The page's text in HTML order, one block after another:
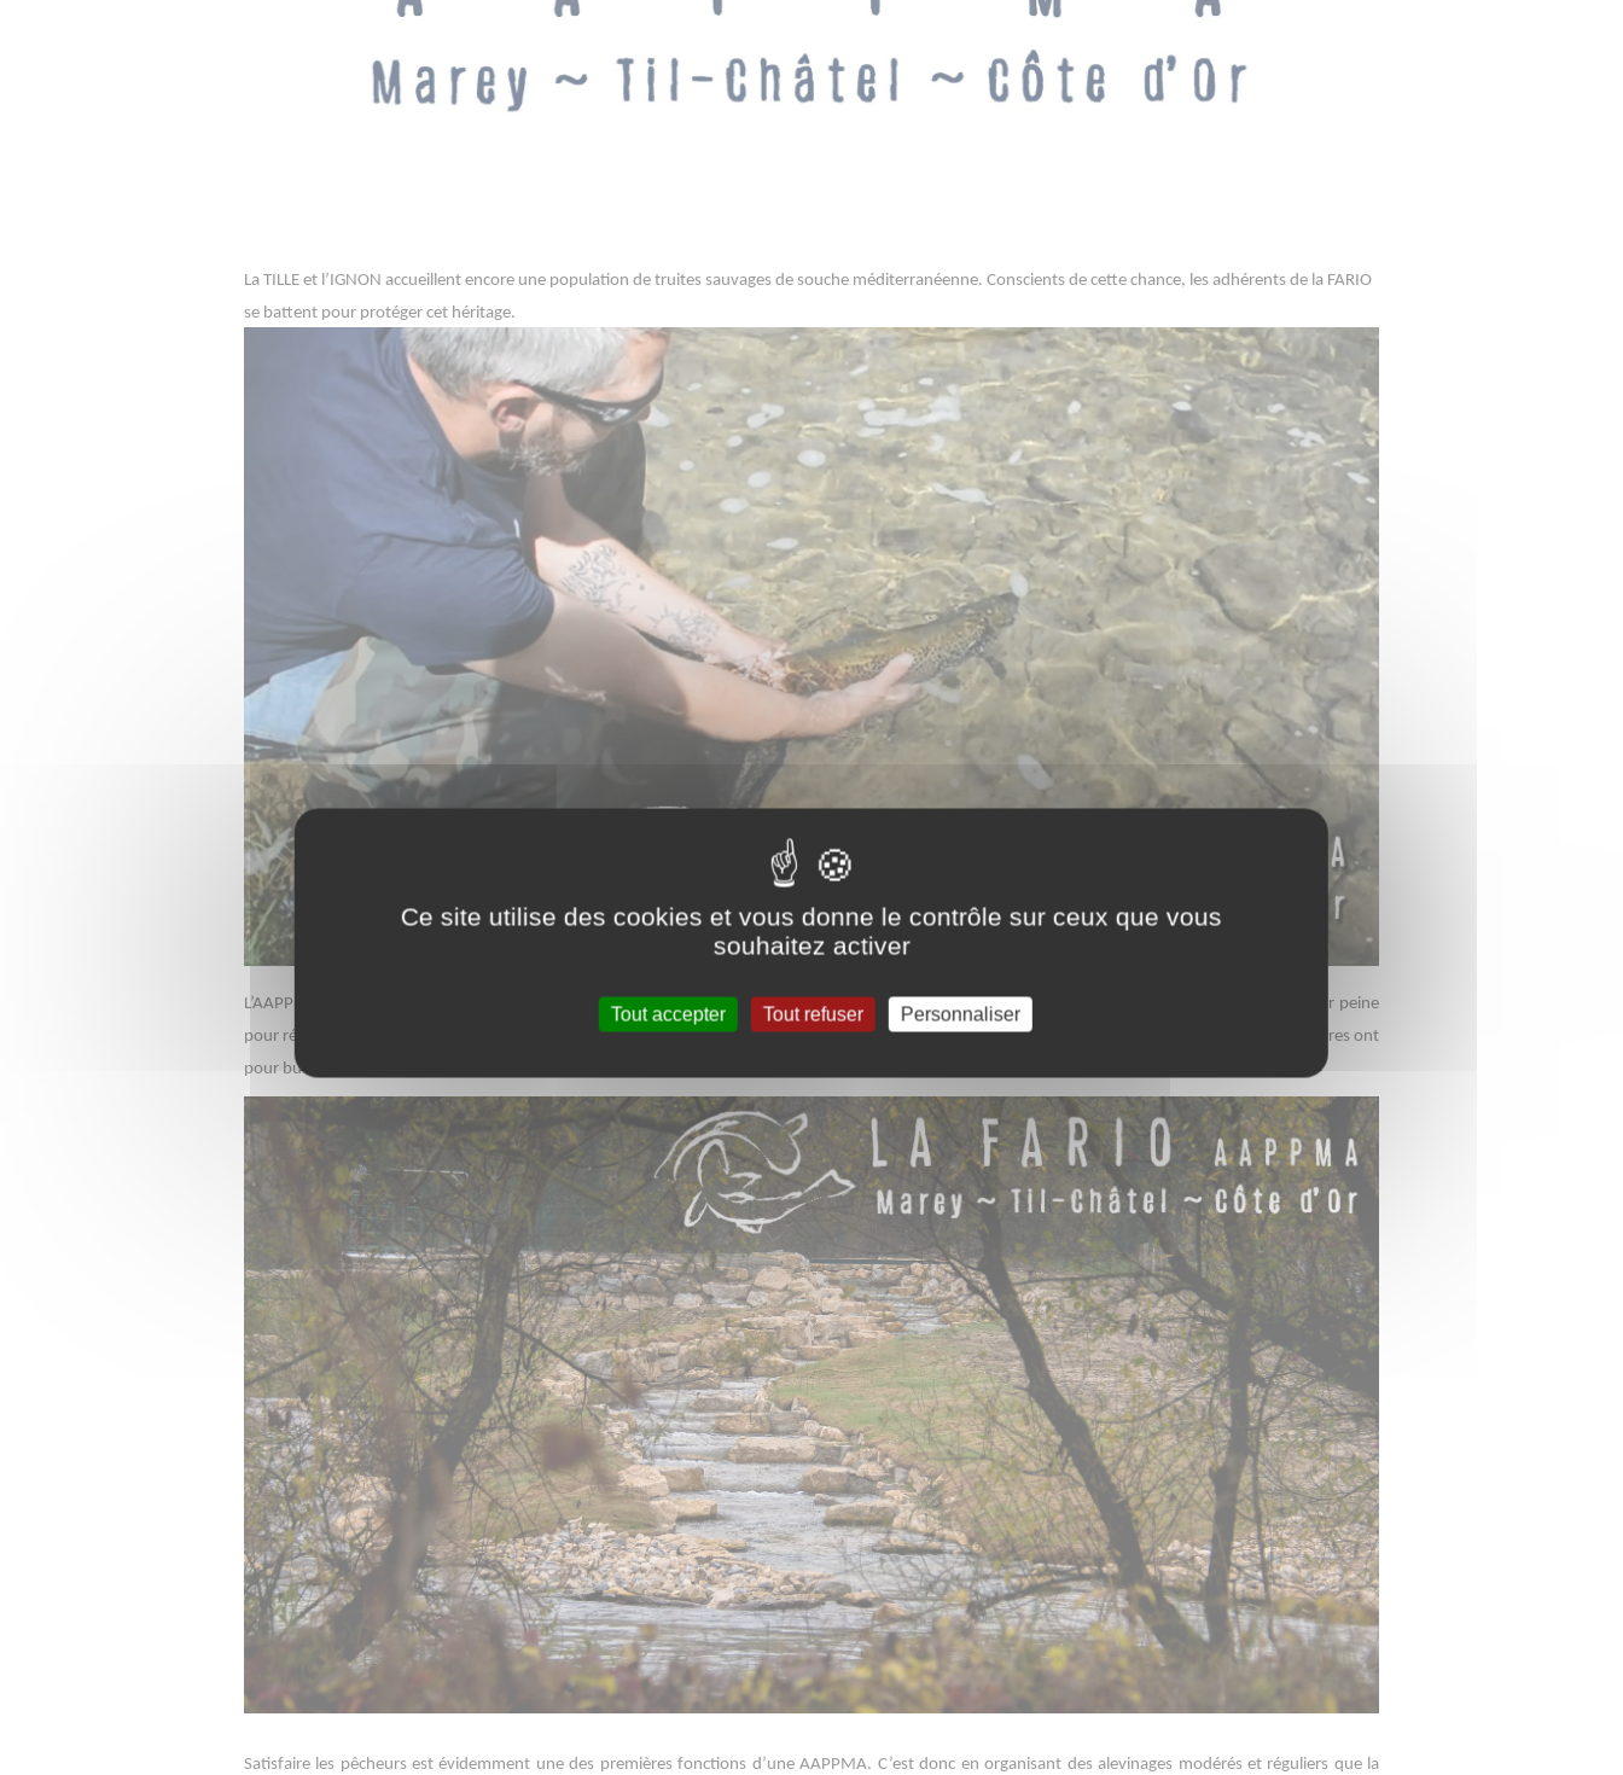
La TILLE et l’IGNON accueillent encore une population de truites sauvages de souche méditerranéenne. Conscients de cette chance, les adhérents de la FARIO
se battent pour protéger cet héritage.
L’AAPPMA concentre ses actions sur la qualité des milieux. Nettoyage, plantations, débroussaillage, les bénévoles de la FARIO ne ménagent pas leur peine
pour réparer les erreurs du passé. Ces travaux ainsi que des aménagements piscicoles de plus grandes envergures engagés par La Fario et ses partenaires ont
pour but de redonner à la rivière un fonctionnement plus propice à son équilibre naturel.
Satisfaire les pêcheurs est évidemment une des premières fonctions d’une AAPPMA. C’est donc en organisant des alevinages modérés et réguliers que la
Ce site utilise des cookies et vous donne le contrôle sur ceux que vous
souhaitez activer
Tout accepter Tout refuser Personnaliser